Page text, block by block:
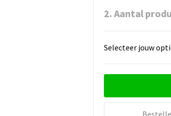
2. Aantal
Selecteer jouw